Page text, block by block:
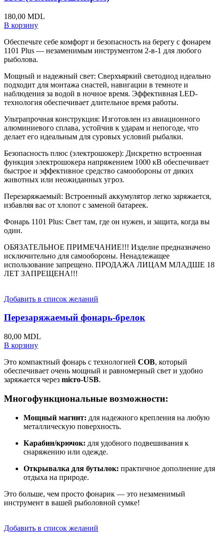
180,00 MDL
В корзину
Обеспечьте себе комфорт и безопасность на берегу с фонарем
1101 Plus — незаменимым инструментом 2-в-1 для любого
рыболова.
Мощный и надежный свет: Сверхъяркий светодиод идеально
подходит для монтажа снастей, навигации в темноте и
наблюдения за водой в ночное время. Эффективная LED-
технология обеспечивает длительное время работы.
Ультрапрочная конструкция: Изготовлен из авиационного
алюминиевого сплава, устойчив к ударам и непогоде, что
делает его идеальным для суровых условий рыбалки.
Безопасность плюс (электрошокер): Дискретно встроенная
функция электрошокера напряжением 1000 кВ обеспечивает
быстрое и эффективное средство самообороны от диких
животных или неожиданных угроз.
Перезаряжаемый: Встроенный аккумулятор легко заряжается,
избавляя вас от хлопот с заменой батареек.
Фонарь 1101 Plus: Свет там, где он нужен, и защита, когда вы
один.
ОБЯЗАТЕЛЬНОЕ ПРИМЕЧАНИЕ!!! Изделие предназначено
исключительно для самообороны. Ненадлежащее
использование запрещено. ПРОДАЖА ЛИЦАМ МЛАДШЕ 18
ЛЕТ ЗАПРЕЩЕНА!!!
Добавить в список желаний
Перезаряжаемый фонарь-брелок
80,00 MDL
В корзину
Это компактный фонарь с технологией COB, который
обеспечивает очень мощный и равномерный свет и удобно
заряжается через micro-USB.
Многофункциональные возможности:
Мощный магнит: для надежного крепления на любую
металлическую поверхность.
Карабин/крючок: для удобного подвешивания к
снаряжению или одежде.
Открывалка для бутылок: практичное дополнение для
отдыха на природе.
Это больше, чем просто фонарик — это незаменимый
инструмент в вашей рыболовной сумке!
Добавить в список желаний